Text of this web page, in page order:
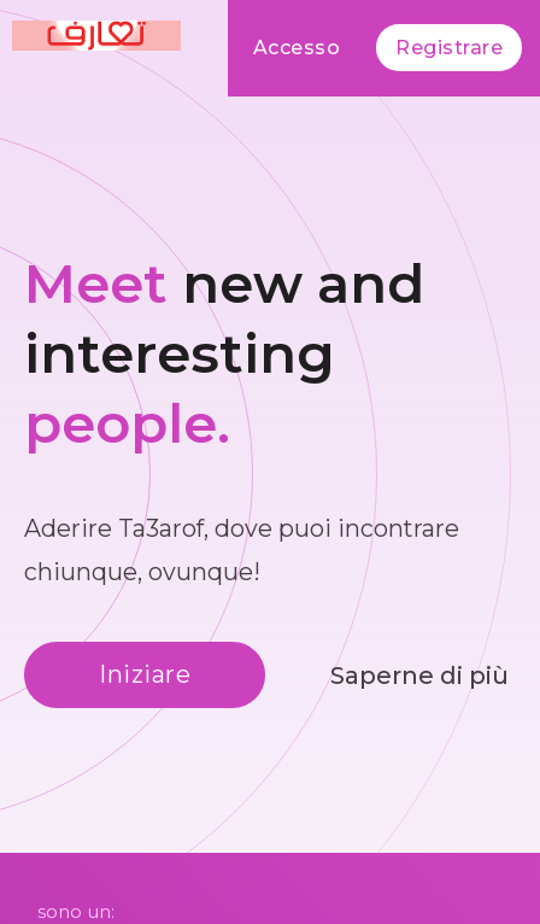
Accesso Registrare
Meet new and
interesting
people.
Aderire Ta3arof, dove puoi incontrare
chiunque, ovunque!
Iniziare Saperne di più
sono un: